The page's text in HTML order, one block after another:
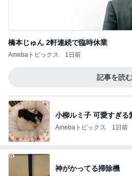
橋本じゅん 2軒連続で臨時休業
Amebaトピックス 1日前
記事を読む
小柳ルミ子 可愛すぎる
Amebaトピックス 1日前
神がかってる掃除機